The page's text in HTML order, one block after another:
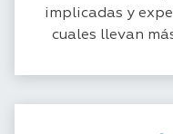
implicadas y
cuales llevan